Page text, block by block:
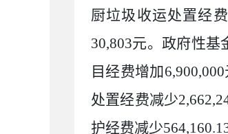
厨垃圾收运处置经
30,803元。政府性基
目经费增加6,900,000
处置经费减少
护经费减少